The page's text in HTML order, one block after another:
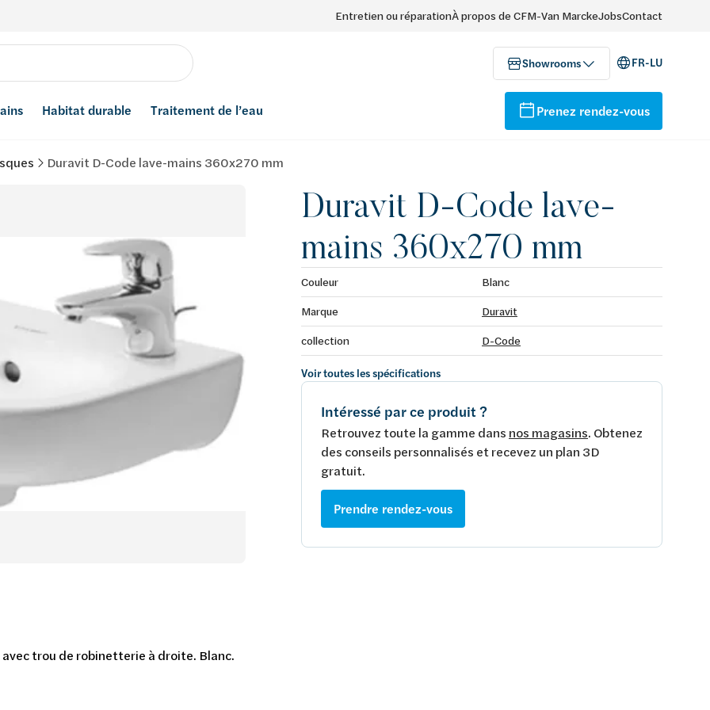
Entretien ou réparationÀ propos de CFM-Van MarckeJobsContact
Showrooms FR-LU
Habitat durable Traitement de l’eau Prenez rendez-vous
Duravit D-Code lave-mains 360x270 mm
Duravit D-Code lave-
mains 360x270 mm
Couleur
Blanc
Marque
Duravit
collection
D-Code
Voir toutes les spécifications
Intéressé par ce produit ?
Retrouvez toute la gamme dans nos magasins. Obtenez
des conseils personnalisés et recevez un plan 3D
gratuit.
Prendre rendez-vous
trou de robinetterie à droite. Blanc.